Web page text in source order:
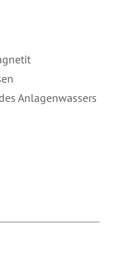
Anlagenwassers